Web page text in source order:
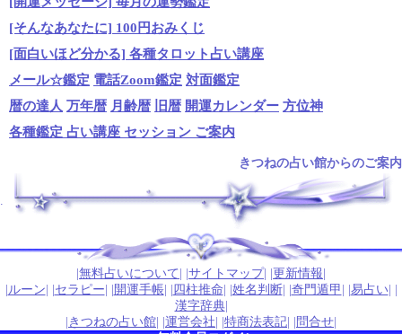
[そんなあなたに] 100円おみくじ
[面白いほど分かる] 各種タロット占い講座
メール☆鑑定 電話Zoom鑑定 対面鑑定
暦の達人 万年暦 月齢暦 旧暦 開運カレンダー 方位神
各種鑑定 占い講座 セッション ご案内
きつねの占い館からのご案内
無料占いについて サイトマップ 更新情報
ルーン セラピー 開運手帳 四柱推命 姓名判断| | 奇門遁甲 易占い
漢字辞典|
きつねの占い館 運営会社 特商法表記 問合せ